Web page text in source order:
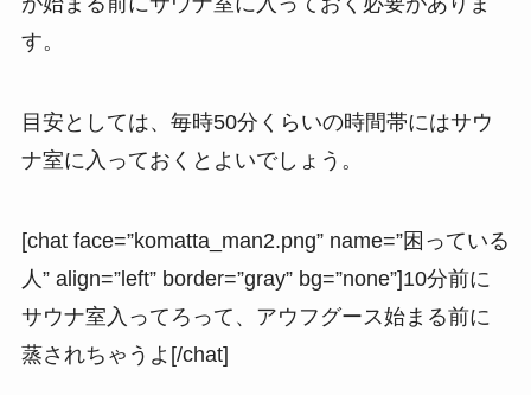
す。
目安としては、 毎時50分くらいの時間帯にはサウ
ナ室に入っておくとよいでしょう。
[chat face=”komatta_man2.png” name=”困っている
人” align=”left” border=”gray” bg=”none”]10分前に
サウナ室入ってろって、アウフグース始まる前に
蒸されちゃうよ[/chat]